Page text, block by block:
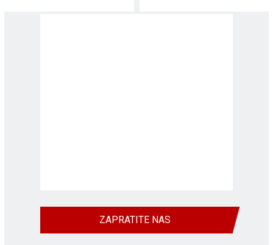
ZAPRATITE NAS